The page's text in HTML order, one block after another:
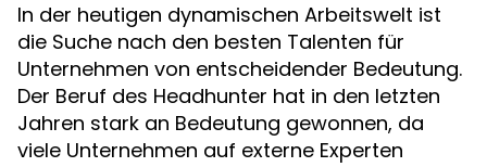
In der heutigen dynamischen Arbeitswelt ist
die Suche nach den besten Talenten für
Unternehmen von entscheidender Bedeutung.
Der Beruf des Headhunter hat in den letzten
Jahren stark an Bedeutung gewonnen, da
viele Unternehmen auf externe Experten